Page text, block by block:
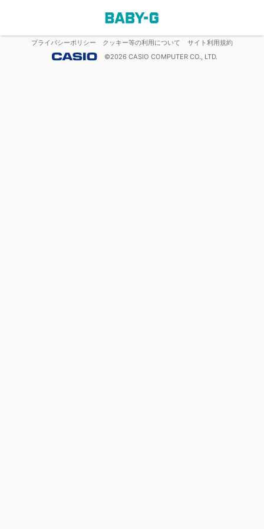
プライバシーポリシー クッキー等の利用について
サイト利用規約
©2026 CASIO COMPUTER CO., LTD.